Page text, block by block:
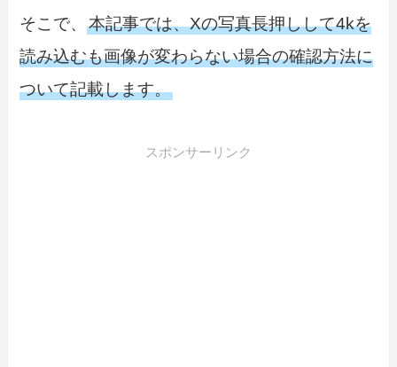
そこで、本記事では、Xの写真長押しして4kを
読み込むも画像が変わらない場合の確認方法に
ついて記載します。
スポンサーリンク